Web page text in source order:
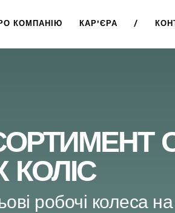
КОМПАНІЮ КАР'ЄРА /
робочі колеса